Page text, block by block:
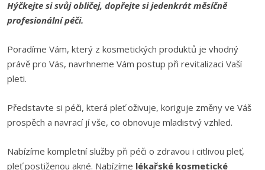
Hýčkejte si svůj obličej, dopřejte si jedenkrát měsíčně
profesionální péči.
Poradíme Vám, který z kosmetických produktů je vhodný
právě pro Vás, navrhneme Vám postup při revitalizaci Vaší
pleti.
Představte si péči, která pleť oživuje, koriguje změny ve Váš
prospěch a navrací jí vše, co obnovuje mladistvý vzhled.
Nabízíme kompletní služby při péči o zdravou i citlivou pleť,
pleť postiženou akné. Nabízíme lékařské kosmetické